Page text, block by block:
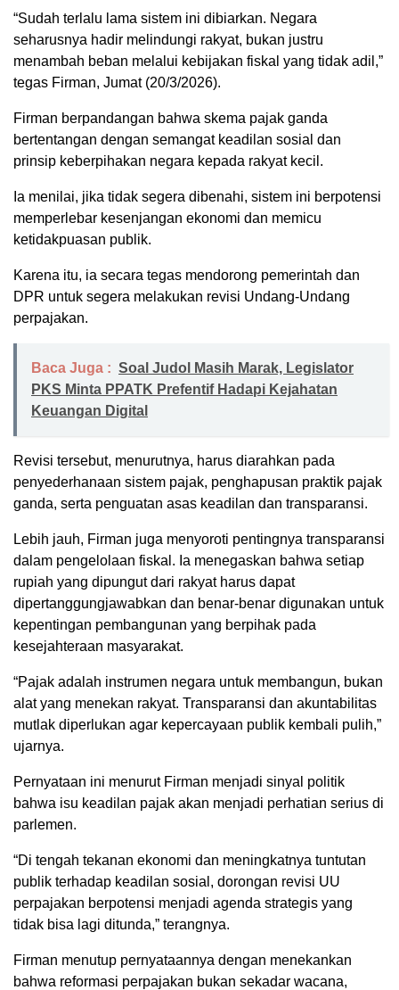
“Sudah terlalu lama sistem ini dibiarkan. Negara
seharusnya hadir melindungi rakyat, bukan justru
menambah beban melalui kebijakan fiskal yang tidak adil,”
tegas Firman, Jumat (20/3/2026).
Firman berpandangan bahwa skema pajak ganda
bertentangan dengan semangat keadilan sosial dan
prinsip keberpihakan negara kepada rakyat kecil.
Ia menilai, jika tidak segera dibenahi, sistem ini berpotensi
memperlebar kesenjangan ekonomi dan memicu
ketidakpuasan publik.
Karena itu, ia secara tegas mendorong pemerintah dan
DPR untuk segera melakukan revisi Undang-Undang
perpajakan.
Baca Juga : Soal Judol Masih Marak, Legislator
PKS Minta PPATK Prefentif Hadapi Kejahatan
Keuangan Digital
Revisi tersebut, menurutnya, harus diarahkan pada
penyederhanaan sistem pajak, penghapusan praktik pajak
ganda, serta penguatan asas keadilan dan transparansi.
Lebih jauh, Firman juga menyoroti pentingnya transparansi
dalam pengelolaan fiskal. Ia menegaskan bahwa setiap
rupiah yang dipungut dari rakyat harus dapat
dipertanggungjawabkan dan benar-benar digunakan untuk
kepentingan pembangunan yang berpihak pada
kesejahteraan masyarakat.
“Pajak adalah instrumen negara untuk membangun, bukan
alat yang menekan rakyat. Transparansi dan akuntabilitas
mutlak diperlukan agar kepercayaan publik kembali pulih,”
ujarnya.
Pernyataan ini menurut Firman menjadi sinyal politik
bahwa isu keadilan pajak akan menjadi perhatian serius di
parlemen.
“Di tengah tekanan ekonomi dan meningkatnya tuntutan
publik terhadap keadilan sosial, dorongan revisi UU
perpajakan berpotensi menjadi agenda strategis yang
tidak bisa lagi ditunda,” terangnya.
Firman menutup pernyataannya dengan menekankan
bahwa reformasi perpajakan bukan sekadar wacana,